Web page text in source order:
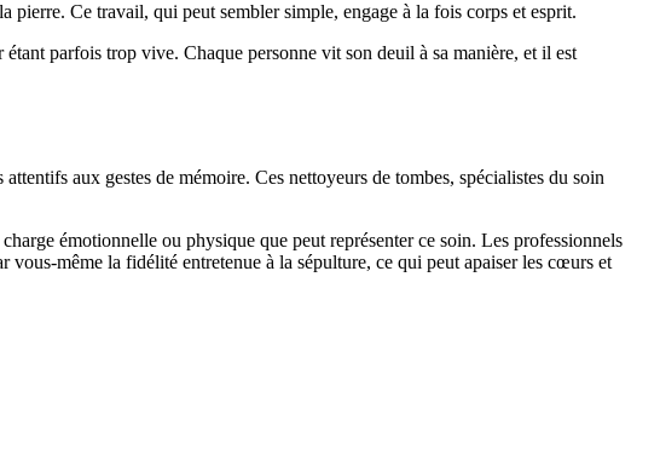
pierre. Ce travail, qui peut sembler simple, engage à la fois corps et esprit.
parfois trop vive. Chaque personne vit son deuil à sa manière, et il est
aux gestes de mémoire. Ces nettoyeurs de tombes, spécialistes du soin
émotionnelle ou physique que peut représenter ce soin. Les professionnels
même la fidélité entretenue à la sépulture, ce qui peut apaiser les cœurs et